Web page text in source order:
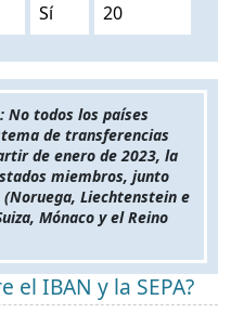
Sí 20
No todos los países
de transferencias
de enero de 2023, la
miembros, junto
(Noruega, Liechtenstein e
Mónaco y el Reino
el IBAN y la SEPA?